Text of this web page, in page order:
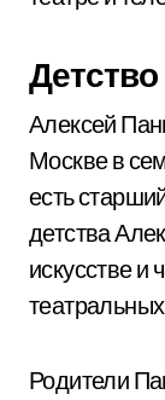
Алексей
Москве в
есть
детства
искусстве и
Родители